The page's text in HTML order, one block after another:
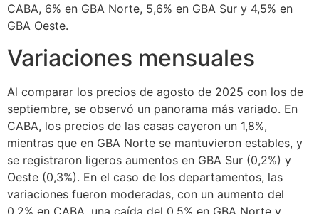
CABA, 6% en GBA Norte, 5,6% en GBA Sur y 4,5% en
GBA Oeste.
Variaciones mensuales
Al comparar los precios de agosto de 2025 con los de
septiembre, se observó un panorama más variado. En
CABA, los precios de las casas cayeron un 1,8%,
mientras que en GBA Norte se mantuvieron estables, y
se registraron ligeros aumentos en GBA Sur (0,2%) y
Oeste (0,3%). En el caso de los departamentos, las
variaciones fueron moderadas, con un aumento del
0,2% en CABA, una caída del 0,5% en GBA Norte y